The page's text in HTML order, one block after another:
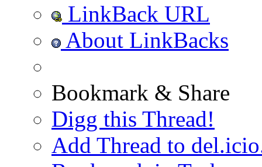
LinkBack URL
About LinkBacks
Bookmark & Share
Digg this Thread!
Add Thread to